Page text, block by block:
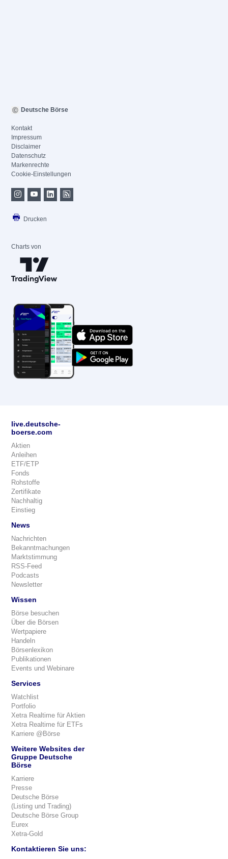
Deutsche Börse
Kontakt
Impressum
Disclaimer
Datenschutz
Markenrechte
Cookie-Einstellungen
Drucken
Charts von
live.deutsche-
boerse.com
Aktien
Anleihen
ETF/ETP
Fonds
Rohstoffe
Zertifikate
Nachhaltig
Einstieg
News
Nachrichten
Bekanntmachungen
Marktstimmung
RSS-Feed
Podcasts
Newsletter
Wissen
Börse besuchen
Über die Börsen
Wertpapiere
Handeln
Börsenlexikon
Publikationen
Events und Webinare
Services
Watchlist
Portfolio
Xetra Realtime für Aktien
Xetra Realtime für ETFs
Karriere @Börse
Weitere Websites der
Gruppe Deutsche
Börse
Karriere
Presse
Deutsche Börse
(Listing und Trading)
Deutsche Börse Group
Eurex
Xetra-Gold
Kontaktieren Sie uns: